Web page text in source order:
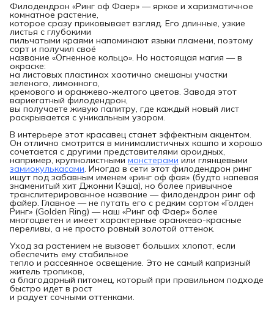
Филодендрон «Ринг оф Фаер» — яркое и харизматичное
комнатное растение,
которое сразу приковывает взгляд. Его длинные, узкие
листья с глубокими
пильчатыми краями напоминают языки пламени, поэтому
сорт и получил своё
название «Огненное кольцо». Но настоящая магия — в
окраске:
на листовых пластинах хаотично смешаны участки
зеленого, лимонного,
кремового и оранжево-желтого цветов. Заводя этот
вариегатный филодендрон,
вы получаете живую палитру, где каждый новый лист
раскрывается с уникальным узором.
В интерьере этот красавец станет эффектным акцентом.
Он отлично смотрится в минималистичных кашпо и хорошо
сочетается с другими представителями ароидных,
например, крупнолистными монстерами или глянцевыми
замиокулькасами. Иногда в сети этот филодендрон ринг
ищут под забавным именем «ринг оф фая» (будто напевая
знаменитый хит Джонни Кэша), но более привычное
транслитерированное название — филодендрон ринг оф
файер. Главное — не путать его с редким сортом «Голден
Ринг» (Golden Ring) — наш «Ринг оф Фаер» более
многоцветен и имеет характерные оранжево-красные
переливы, а не просто ровный золотой оттенок.
Уход за растением не вызовет больших хлопот, если
обеспечить ему стабильное
тепло и рассеянное освещение. Это не самый капризный
житель тропиков,
а благодарный питомец, который при правильном подходе
быстро идет в рост
и радует сочными оттенками.